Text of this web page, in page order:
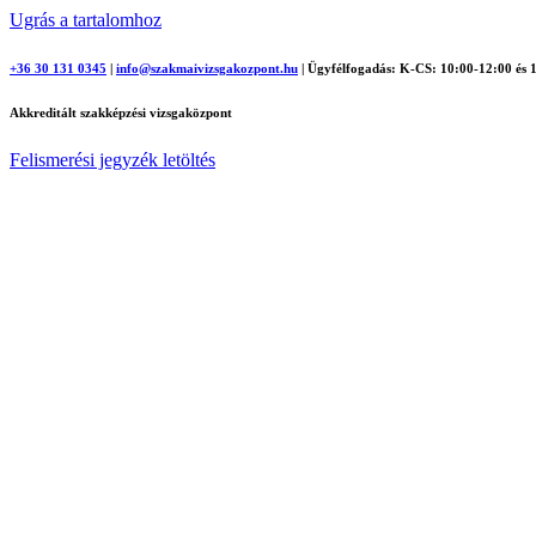
Ugrás a tartalomhoz
+36 30 131 0345 | info@szakmaivizsgakozpont.hu | Ügyfélfogadás: K-CS: 10:00-12:00 és
Akkreditált szakképzési vizsgaközpont
Felismerési jegyzék letöltés